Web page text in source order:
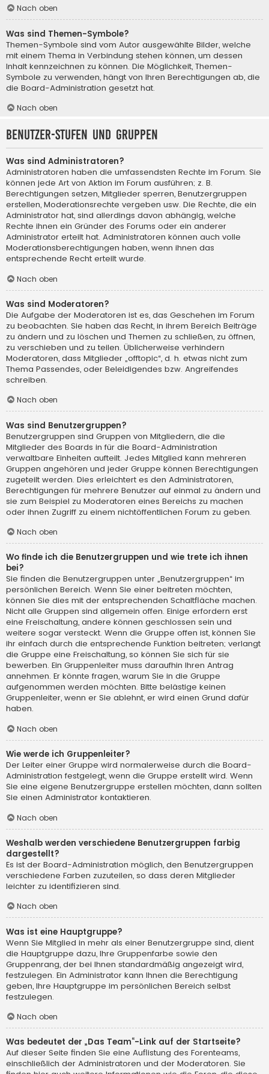
Nach oben
Was sind Themen-Symbole?
Themen-Symbole sind vom Autor ausgewählte Bilder, welche
mit einem Thema in Verbindung stehen können, um dessen
Inhalt kennzeichnen zu können. Die Möglichkeit, Themen-
Symbole zu verwenden, hängt von Ihren Berechtigungen ab, die
die Board-Administration gesetzt hat.
Nach oben
Benutzer-Stufen und Gruppen
Was sind Administratoren?
Administratoren haben die umfassendsten Rechte im Forum. Sie
können jede Art von Aktion im Forum ausführen; z. B.
Berechtigungen setzen, Mitglieder sperren, Benutzergruppen
erstellen, Moderationsrechte vergeben usw. Die Rechte, die ein
Administrator hat, sind allerdings davon abhängig, welche
Rechte ihnen ein Gründer des Forums oder ein anderer
Administrator erteilt hat. Administratoren können auch volle
Moderationsberechtigungen haben, wenn ihnen das
entsprechende Recht erteilt wurde.
Nach oben
Was sind Moderatoren?
Die Aufgabe der Moderatoren ist es, das Geschehen im Forum
zu beobachten. Sie haben das Recht, in ihrem Bereich Beiträge
zu ändern und zu löschen und Themen zu schließen, zu öffnen,
zu verschieben und zu teilen. Üblicherweise verhindern
Moderatoren, dass Mitglieder „offtopic“, d. h. etwas nicht zum
Thema Passendes, oder Beleidigendes bzw. Angreifendes
schreiben.
Nach oben
Was sind Benutzergruppen?
Benutzergruppen sind Gruppen von Mitgliedern, die die
Mitglieder des Boards in für die Board-Administration
verwaltbare Einheiten aufteilt. Jedes Mitglied kann mehreren
Gruppen angehören und jeder Gruppe können Berechtigungen
zugeteilt werden. Dies erleichtert es den Administratoren,
Berechtigungen für mehrere Benutzer auf einmal zu ändern und
sie zum Beispiel zu Moderatoren eines Bereichs zu machen
oder ihnen Zugriff zu einem nichtöffentlichen Forum zu geben.
Nach oben
Wo finde ich die Benutzergruppen und wie trete ich ihnen
bei?
Sie finden die Benutzergruppen unter „Benutzergruppen“ im
persönlichen Bereich. Wenn Sie einer beitreten möchten,
können Sie dies mit der entsprechenden Schaltfläche machen.
Nicht alle Gruppen sind allgemein offen. Einige erfordern erst
eine Freischaltung, andere können geschlossen sein und
weitere sogar versteckt. Wenn die Gruppe offen ist, können Sie
ihr einfach durch die entsprechende Funktion beitreten; verlangt
die Gruppe eine Freischaltung, so können Sie sich für sie
bewerben. Ein Gruppenleiter muss daraufhin Ihren Antrag
annehmen. Er könnte fragen, warum Sie in die Gruppe
aufgenommen werden möchten. Bitte belästige keinen
Gruppenleiter, wenn er Sie ablehnt, er wird einen Grund dafür
haben.
Nach oben
Wie werde ich Gruppenleiter?
Der Leiter einer Gruppe wird normalerweise durch die Board-
Administration festgelegt, wenn die Gruppe erstellt wird. Wenn
Sie eine eigene Benutzergruppe erstellen möchten, dann sollten
Sie einen Administrator kontaktieren.
Nach oben
Weshalb werden verschiedene Benutzergruppen farbig
dargestellt?
Es ist der Board-Administration möglich, den Benutzergruppen
verschiedene Farben zuzuteilen, so dass deren Mitglieder
leichter zu identifizieren sind.
Nach oben
Was ist eine Hauptgruppe?
Wenn Sie Mitglied in mehr als einer Benutzergruppe sind, dient
die Hauptgruppe dazu, Ihre Gruppenfarbe sowie den
Gruppenrang, der bei Ihnen standardmäßig angezeigt wird,
festzulegen. Ein Administrator kann Ihnen die Berechtigung
geben, Ihre Hauptgruppe im persönlichen Bereich selbst
festzulegen.
Nach oben
Was bedeutet der „Das Team“-Link auf der Startseite?
Auf dieser Seite finden Sie eine Auflistung des Forenteams,
einschließlich der Administratoren und der Moderatoren. Sie